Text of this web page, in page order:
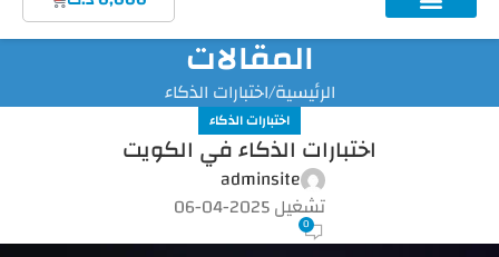
المقالات
الرئيسية اختبارات الذكاء
اختبارات الذكاء
اختبارات الذكاء في الكويت
adminsite
تشغيل 2025-04-06
0